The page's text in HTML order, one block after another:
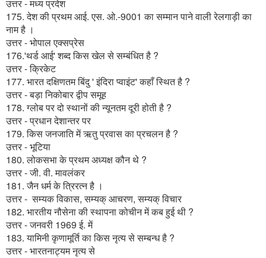
उत्तर - मध्य प्रदेश
175. देश की प्रथम आई. एस. ओ.-9001 का सम्मान पाने वाली रेलगाड़ी का
नाम है ।
उत्तर - भोपाल एक्सप्रेस
176.'थर्ड आई' शब्द किस खेल से सम्बंधित है ?
उत्तर - क्रिकेट
177. भारत दक्षिणतम बिंदु ' इंदिरा प्वाइंट' कहाँ स्थित है ?
उत्तर - बड़ा निकोबार द्वीप समूह
178. ग्लोब पर दो स्थानों की न्यूनतम दूरी होती है ?
उत्तर - प्रधान देशान्तर पर
179. किस जनजाति में ऋतु प्रवास का प्रचलन है ?
उत्तर - भूटिया
180. लोकसभा के प्रथम अध्यक्ष कौन थे ?
उत्तर - जी. वी. मावलंकर
181. जैन धर्म के त्रिरत्न है ।
उत्तर - सम्यक विकास, सम्यक् आचरण, सम्यक् विचार
182. भारतीय नौसेना की स्थापना कोचीन में कब हुई थी ?
उत्तर - जनवरी 1969 ई. में
183. यामिनी कृणामूर्ति का किस नृत्य से सम्बन्ध है ?
उत्तर - भारतनाट्यम नृत्य से